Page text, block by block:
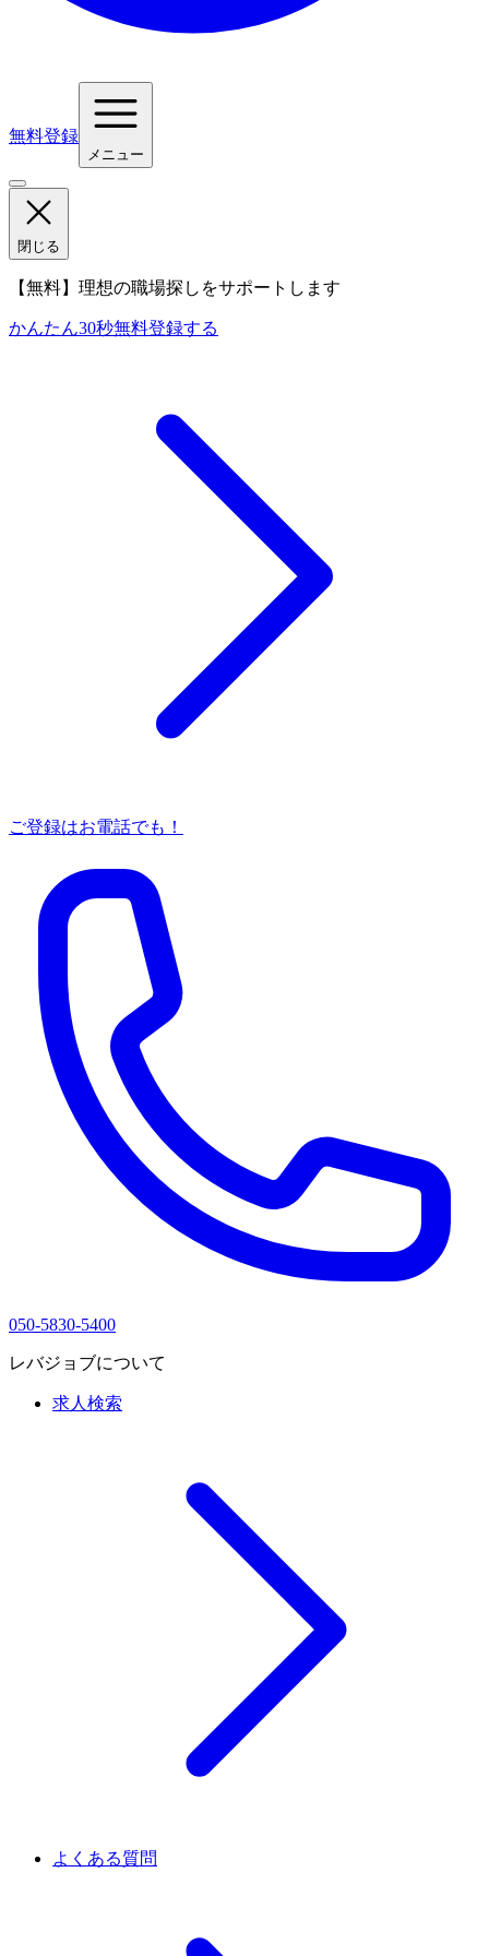
無料登録
メニュー
閉じる
【無料】理想の職場探しをサポートします
かんたん30秒無料登録する
ご登録はお電話でも！
050-5830-5400
レバジョブについて
求人検索
よくある質問